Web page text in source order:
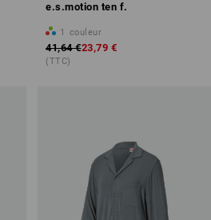
e.s.motion ten f.
1 couleur
41,64 €23,79 €
(TTC)